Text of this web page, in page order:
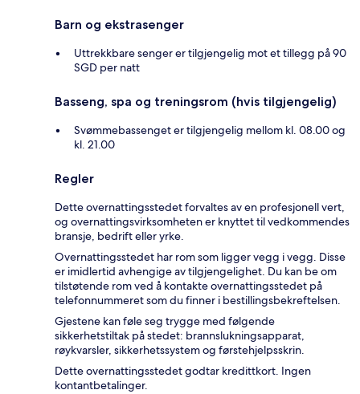
Barn og ekstrasenger
Uttrekkbare senger er tilgjengelig mot et tillegg på 90
SGD per natt
Basseng, spa og treningsrom (hvis tilgjengelig)
Svømmebassenget er tilgjengelig mellom kl. 08.00 og
kl. 21.00
Regler
Dette overnattingsstedet forvaltes av en profesjonell vert,
og overnattingsvirksomheten er knyttet til vedkommendes
bransje, bedrift eller yrke.
Overnattingsstedet har rom som ligger vegg i vegg. Disse
er imidlertid avhengige av tilgjengelighet. Du kan be om
tilstøtende rom ved å kontakte overnattingsstedet på
telefonnummeret som du finner i bestillingsbekreftelsen.
Gjestene kan føle seg trygge med følgende
sikkerhetstiltak på stedet: brannslukningsapparat,
røykvarsler, sikkerhetssystem og førstehjelpsskrin.
Dette overnattingsstedet godtar kredittkort. Ingen
kontantbetalinger.